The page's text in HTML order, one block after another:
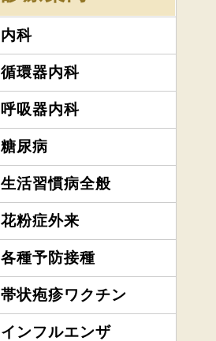
内科
循環器内科
呼吸器内科
糖尿病
生活習慣病全般
花粉症外来
各種予防接種
帯状疱疹ワクチン
インフルエンザ